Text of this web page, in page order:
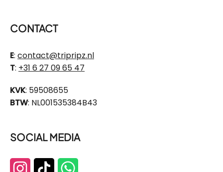
CONTACT
E: contact@tripripz.nl
T: +31 6 27 09 65 47
KVK: 59508655
BTW: NL001535384B43
SOCIAL MEDIA